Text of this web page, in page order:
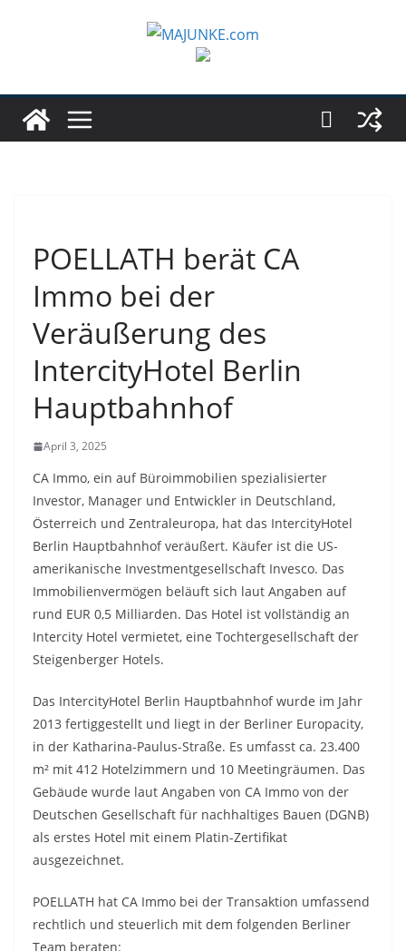
POELLATH berät CA
Immo bei der
Veräußerung des
IntercityHotel Berlin
Hauptbahnhof
April 3, 2025
CA Immo, ein auf Büroimmobilien spezialisierter
Investor, Manager und Entwickler in Deutschland,
Österreich und Zentraleuropa, hat das IntercityHotel
Berlin Hauptbahnhof veräußert. Käufer ist die US-
amerikanische Investmentgesellschaft Invesco. Das
Immobilienvermögen beläuft sich laut Angaben auf
rund EUR 0,5 Milliarden. Das Hotel ist vollständig an
Intercity Hotel vermietet, eine Tochtergesellschaft der
Steigenberger Hotels.
Das IntercityHotel Berlin Hauptbahnhof wurde im Jahr
2013 fertiggestellt und liegt in der Berliner Europacity,
in der Katharina-Paulus-Straße. Es umfasst ca. 23.400
m² mit 412 Hotelzimmern und 10 Meetingräumen. Das
Gebäude wurde laut Angaben von CA Immo von der
Deutschen Gesellschaft für nachhaltiges Bauen (DGNB)
als erstes Hotel mit einem Platin-Zertifikat
ausgezeichnet.
POELLATH hat CA Immo bei der Transaktion umfassend
rechtlich und steuerlich mit dem folgenden Berliner
Team beraten: